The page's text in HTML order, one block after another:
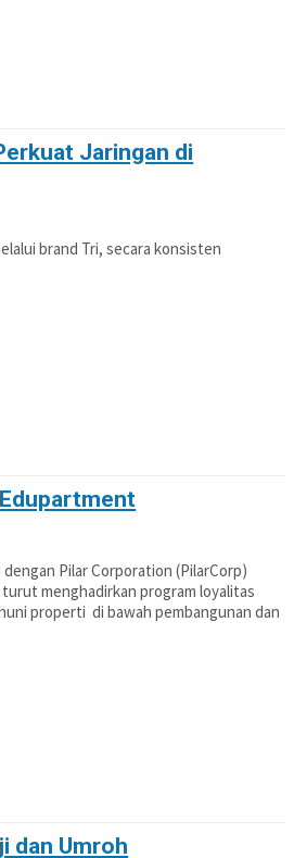
Jaringan di
brand Tri, secara konsisten
Pilar Corporation (PilarCorp)
turut menghadirkan program loyalitas
properti di bawah pembangunan dan
dan Umroh